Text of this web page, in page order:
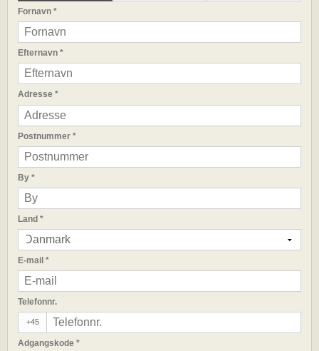
Fornavn *
Efternavn *
Adresse *
Postnummer *
By *
Land *
E-mail *
Telefonnr.
+45
Adgangskode *